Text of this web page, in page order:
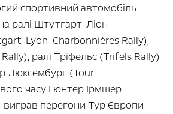
спортивний автомобіль
ралі Штутгарт-Ліон-
Lyon-Charbonnières Rally),
Rally), ралі Тріфельс (Trifels Rally)
Люксембург (Tour
часу Гюнтер Ірмшер
перегони Тур Європи